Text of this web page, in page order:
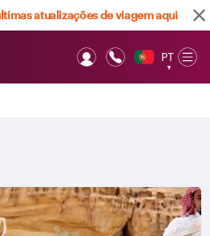
atualizações de viagem aqui
PT
▼